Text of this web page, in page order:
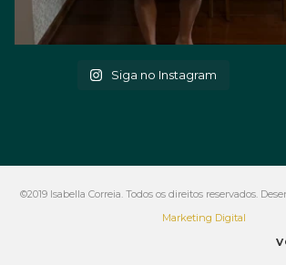
Siga no Instagram
©2019 Isabella Correia. Todos os direitos reservados.
Marketing Digital